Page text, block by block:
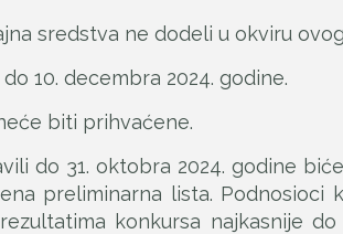
sredstva ne dodeli u okviru
10. decembra 2024. godine.
biti prihvaćene.
do 31. oktobra 2024. godine
preliminarna lista.
konkursa najkasnije